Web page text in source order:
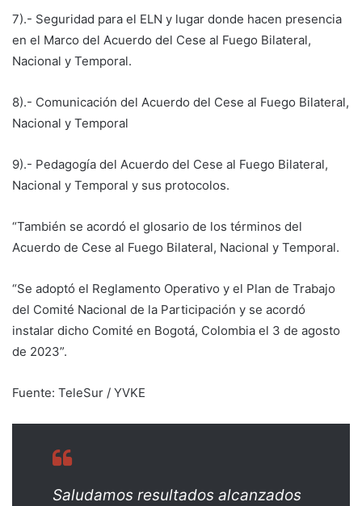
7).- Seguridad para el ELN y lugar donde hacen presencia
en el Marco del Acuerdo del Cese al Fuego Bilateral,
Nacional y Temporal.
8).- Comunicación del Acuerdo del Cese al Fuego Bilateral,
Nacional y Temporal
9).- Pedagogía del Acuerdo del Cese al Fuego Bilateral,
Nacional y Temporal y sus protocolos.
“También se acordó el glosario de los términos del
Acuerdo de Cese al Fuego Bilateral, Nacional y Temporal.
“Se adoptó el Reglamento Operativo y el Plan de Trabajo
del Comité Nacional de la Participación y se acordó
instalar dicho Comité en Bogotá, Colombia el 3 de agosto
de 2023”.
Fuente: TeleSur / YVKE
Saludamos resultados alcanzados